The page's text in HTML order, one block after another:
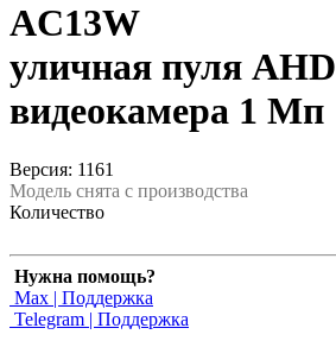
AC13W
уличная пуля AHD
видеокамера 1 Мп
Версия: 1161
Модель снята с производства
Количество
Нужна помощь?
Max | Поддержка
Telegram | Поддержка